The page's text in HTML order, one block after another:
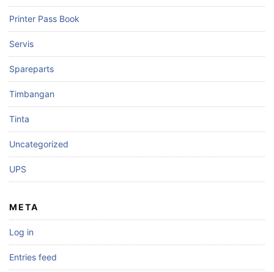
Printer Pass Book
Servis
Spareparts
Timbangan
Tinta
Uncategorized
UPS
META
Log in
Entries feed